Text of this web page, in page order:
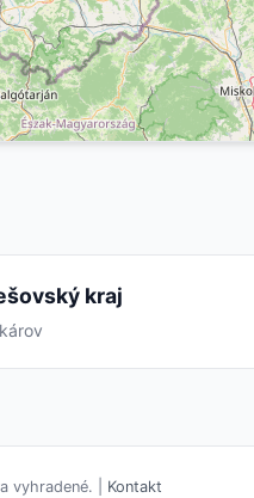
kraj
vyhradené. | Kontakt